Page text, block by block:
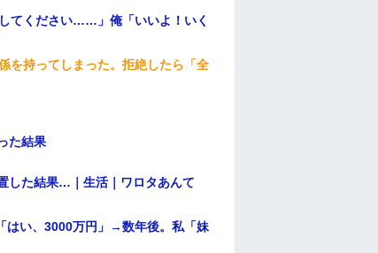
てください……」俺「いいよ！いく
を持ってしまった。拒絶したら「全
た結果
した結果…｜生活｜ワロタあんて
はい、3000万円」→数年後。私「妹